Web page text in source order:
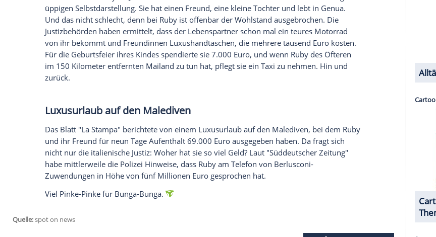
Giuseppe Spinelli, der langjährige BuchhalterBerlusconis, kümmert sich um das
Wohlergehen der aparten Schützlinge des "Cavaliere", deswegen nennen die
ihn
auch "Bankomat".Spinelliwurde vor kurzem stundenlang von derPolizei
verhört; er gibt
Zahlungen zu und sagt, es handele sich dabei um "Geschenke. Ich gehe aber nie über
5.000 Euro." Höhere Beträge müsse der Chef persönlich genehmigen.
Zahnpflegerin zu Haft verurteilt
Eine andere Berlusconi-Vertraute ist seine ehemalige ZahnpflegerinNicole Minetti . Sie
wurde im vergangenen November zu drei Jahren Haft verurteilt, weil sie für den TV-
Unternehmer junge Frauen "beschafft" und dafür ein "Gehalt" von monatlich 15.000 Euro
vom Ex-Premier erhalten haben soll, stellten die Mailänder
laut der Tageszeitung
"La Repubblica" fest.
Karima El Mahroug
, die
als "Ruby
" eine Weltberühmtheit wurde, zugeführt. Dabei wurde nie so recht klar, ob sich